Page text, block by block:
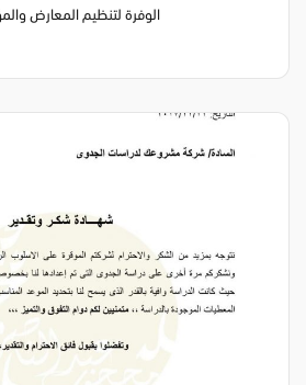
الوفرة لتنظيم المعارض